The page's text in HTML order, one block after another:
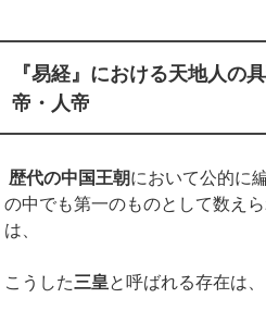
『易経』における天地人の
帝・人帝
歴代の中国王朝において公的に
の中でも第一のものとして数え
は、
こうした三皇と呼ばれる存在は、